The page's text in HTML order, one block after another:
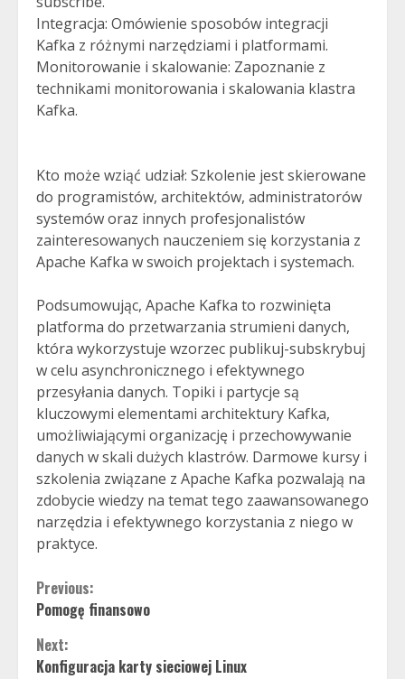
Integracja: Omówienie sposobów integracji
Kafka z różnymi narzędziami i platformami.
Monitorowanie i skalowanie: Zapoznanie z
technikami monitorowania i skalowania klastra
Kafka.
Kto może wziąć udział: Szkolenie jest skierowane
do programistów, architektów, administratorów
systemów oraz innych profesjonalistów
zainteresowanych nauczeniem się korzystania z
Apache Kafka w swoich projektach i systemach.
Podsumowując, Apache Kafka to rozwinięta
platforma do przetwarzania strumieni danych,
która wykorzystuje wzorzec publikuj-subskrybuj
w celu asynchronicznego i efektywnego
przesyłania danych. Topiki i partycje są
kluczowymi elementami architektury Kafka,
umożliwiającymi organizację i przechowywanie
danych w skali dużych klastrów. Darmowe kursy i
szkolenia związane z Apache Kafka pozwalają na
zdobycie wiedzy na temat tego zaawansowanego
narzędzia i efektywnego korzystania z niego w
praktyce.
Continue
Reading
Previous:
Pomogę finansowo
Next:
Konfiguracja karty sieciowej Linux